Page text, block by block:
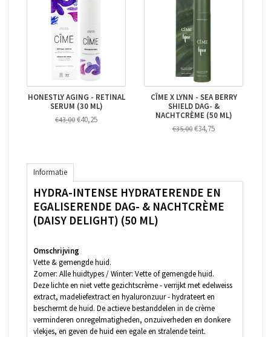
HONESTLY AGING - RETINAL
SERUM (30 ML)
€43,00 €40,25
CÎME X LYNN - SEA BERRY
SHIELD DAG- &
NACHTCRÈME (50 ML)
€35,00 €34,75
Informatie
HYDRA-INTENSE HYDRATERENDE EN
EGALISERENDE DAG- & NACHTCRÈME
(DAISY DELIGHT) (50 ML)
Omschrijving
Vette & gemengde huid.
Zomer: Alle huidtypes / Winter: Vette of gemengde huid.
Deze lichte en niet vette gezichtscrème - verrijkt met edelweiss
extract, madeliefextract en hyaluronzuur - hydrateert en
beschermt de huid. De actieve bestanddelen in de crème
verminderen onregelmatigheden, onzuiverheden en donkere
vlekjes, en geven de huid een egale en stralende teint.